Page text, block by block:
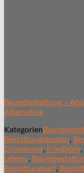
Baumbestattung –
Alternative
Kategorien
Bestattungskosten,
Erinnerung, Friedhöfe,
Lebens,
Bestattungsart,